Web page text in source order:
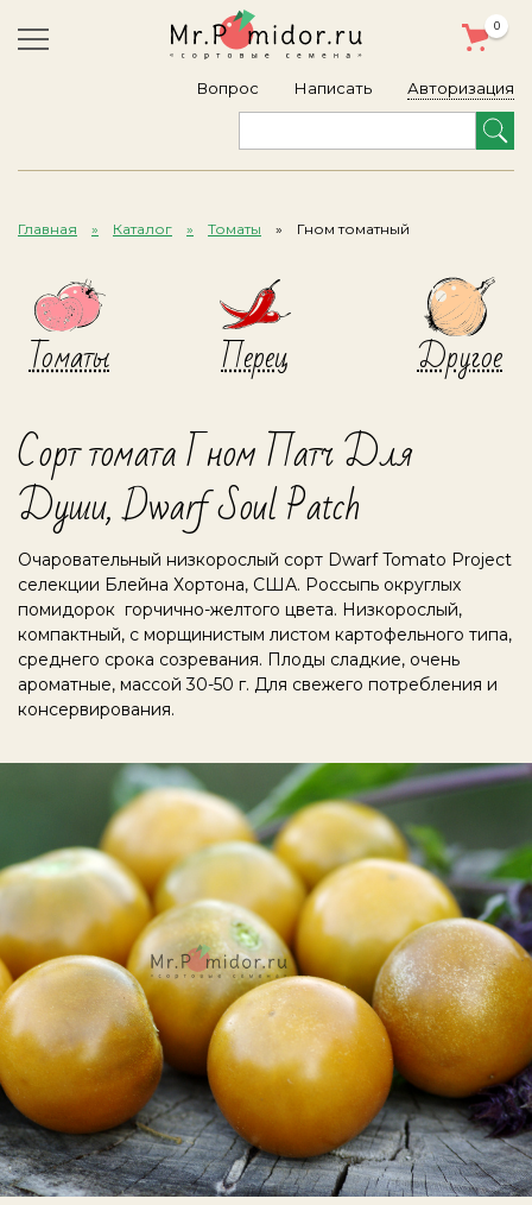
Вопрос Написать
0
Авторизация
Главная Каталог Томаты Гном томатный
Томаты Перец Другое
Сорт томата Гном Патч Для
Души, Dwarf Soul Patch
Очаровательный низкорослый сорт Dwarf Tomato Project
селекции Блейна Хортона, США. Россыпь округлых
помидорок горчично-желтого цвета. Низкорослый,
компактный, с морщинистым листом картофельного типа,
среднего срока созревания. Плоды сладкие, очень
ароматные, массой 30-50 г. Для свежего потребления и
консервирования.